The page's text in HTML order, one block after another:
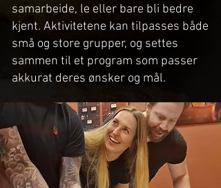
samarbeide, le eller bare bli bedre
kjent. Aktivitetene kan tilpasses både
små og store grupper, og settes
sammen til et program som passer
akkurat deres ønsker og mål.